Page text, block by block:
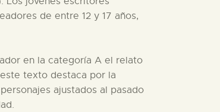
de entre 12 y 17 años,
en la categoría A el relato
texto destaca por la
ajustados al pasado